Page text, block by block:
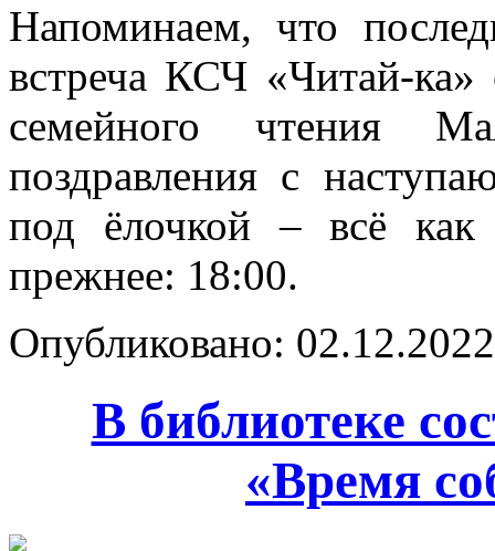
Напоминаем, что
встреча КСЧ «Читай-ка»
семейного чтения
поздравления с
под ёлочкой – всё
прежнее: 18:00.
Опубликовано:
В библиотеке
«Время